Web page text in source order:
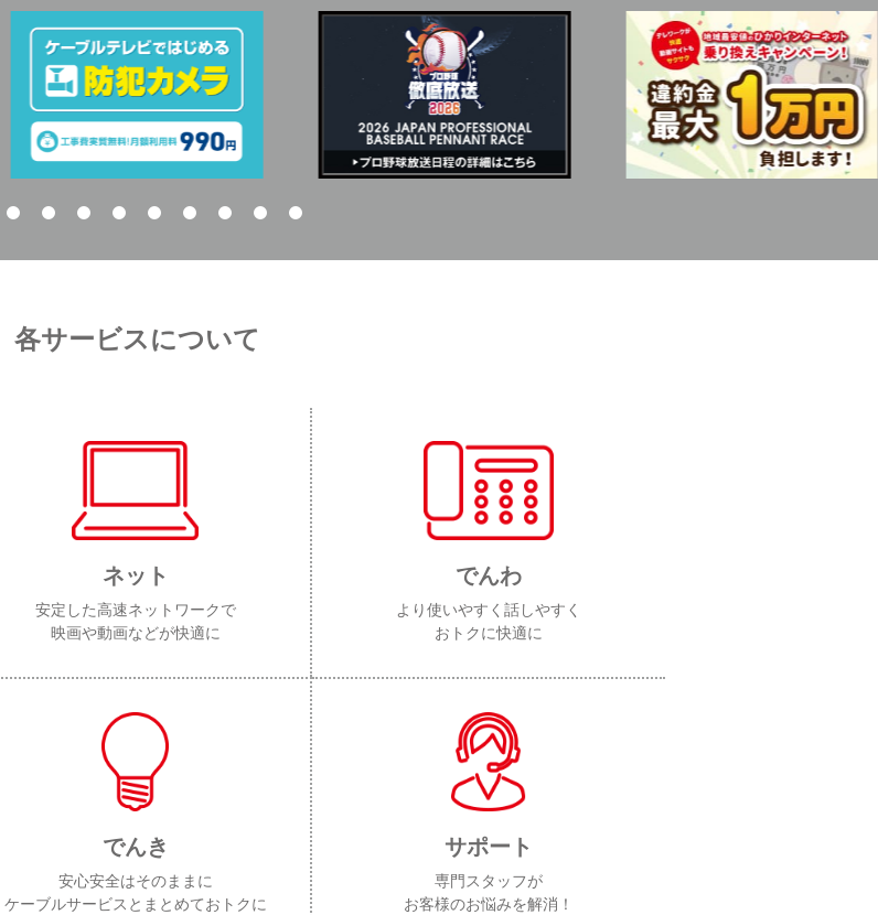
各サービスについて
ネット
安定した高速ネットワークで
映画や動画などが快適に
でんわ
より使いやすく話しやすく
おトクに快適に
でんき
安心安全はそのままに
ケーブルサービスとまとめておトクに
サポート
専門スタッフが
お客様のお悩みを解消！